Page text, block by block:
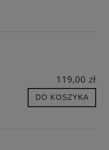
119,00 zł
DO KOSZYKA